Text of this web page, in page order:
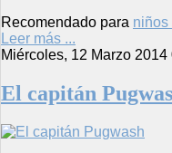
Recomendado para niños
Leer más ...
Miércoles, 12 Marzo 2014
El capitán